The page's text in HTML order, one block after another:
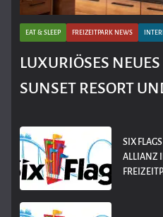
EAT & SLEEP FREIZEITPARK NEWS
LUXURIÖSES
SUNSET RESORT
SIX FLAGS
LLIANZ IN